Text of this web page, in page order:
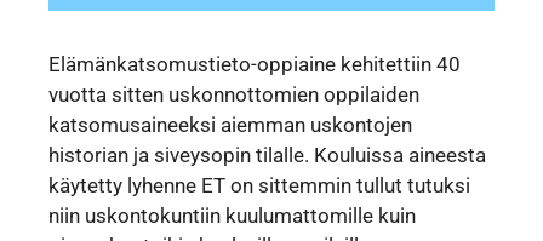
Elämänkatsomustieto-oppiaine kehitettiin 40
vuotta sitten uskonnottomien oppilaiden
katsomusaineeksi aiemman uskontojen
historian ja siveysopin tilalle. Kouluissa aineesta
käytetty lyhenne ET on sittemmin tullut tutuksi
niin uskontokuntiin kuulumattomille kuin